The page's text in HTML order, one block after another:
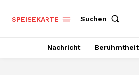
SPEISEKARTE Suchen
Nachricht Berühmtheit